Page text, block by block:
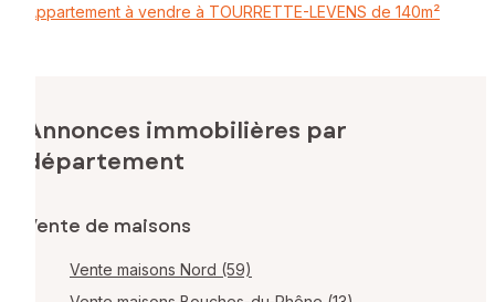
Appartement à vendre à TOURRETTE-LEVENS de 140m²
Annonces immobilières par
département
Vente de maisons
Vente maisons Nord (59)